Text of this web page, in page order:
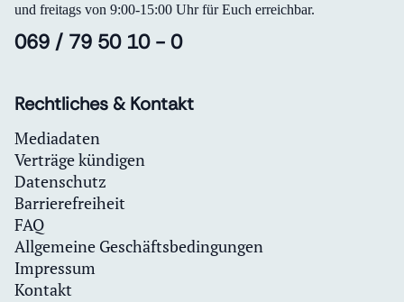
und freitags von 9:00-15:00 Uhr für Euch erreichbar.
069 / 79 50 10 - 0
Rechtliches & Kontakt
Mediadaten
Verträge kündigen
Datenschutz
Barrierefreiheit
FAQ
Allgemeine Geschäftsbedingungen
Impressum
Kontakt